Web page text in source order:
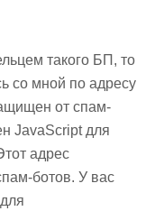
такого БП, то
со мной по адресу
от спам-
JavaScript для
адрес
ботов. У вас